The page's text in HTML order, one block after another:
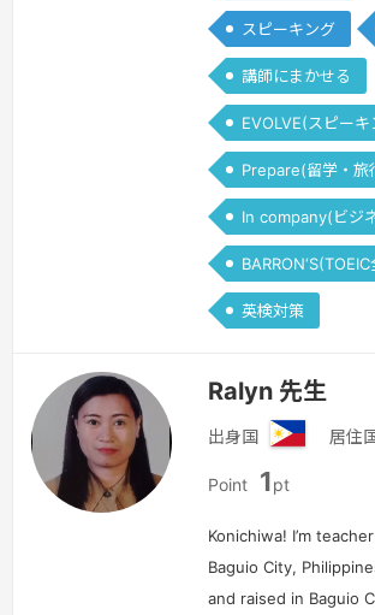
スピーキング
講師にまかせる
EVOLVE(スピー
Prepare(留学・旅
In company(ビジ
英検対策
Ralyn 先生
出身国
ィ
ピ
ン
居住
Point 1pt
Konichiwa! I’m
Baguio City,
and raised in Baguio